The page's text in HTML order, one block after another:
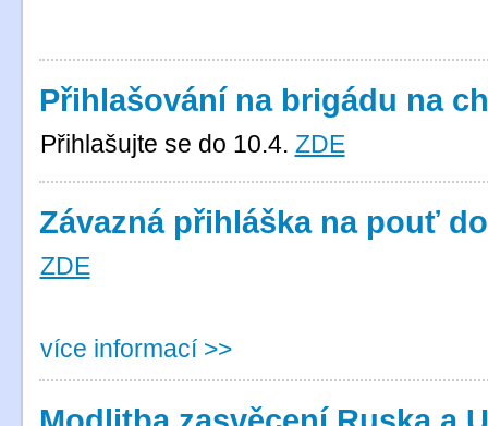
Přihlašování na brigádu na
Přihlašujte se do 10.4. ZDE
Závazná přihláška na pouť
ZDE
více informací >>